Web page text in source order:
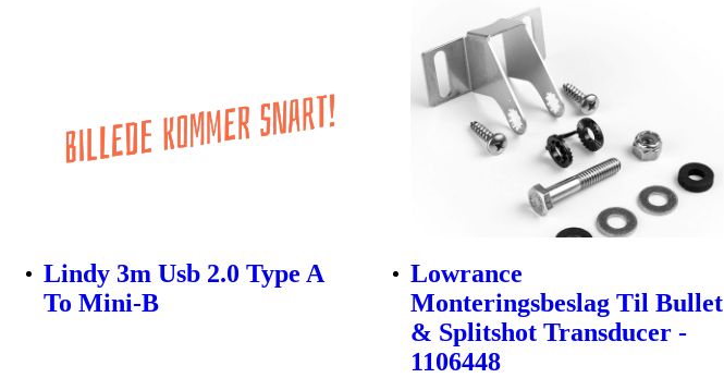
Lindy 3m Usb 2.0 Type A
To Mini-B
Lowrance
Monteringsbeslag Til Bullet
& Splitshot Transducer -
1106448